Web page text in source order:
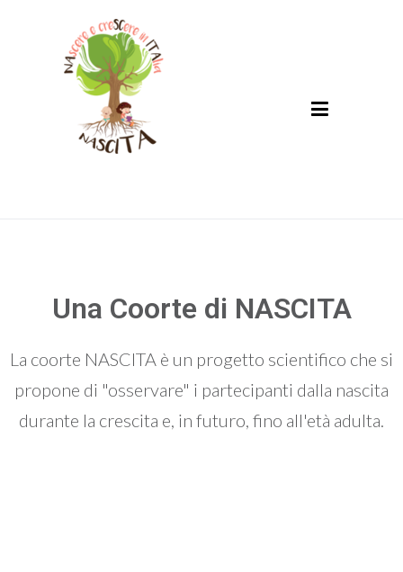
Una Coorte di NASCITA
La coorte NASCITA è un progetto scientifico che si
propone di "osservare" i partecipanti dalla nascita
durante la crescita e, in futuro, fino all'età adulta.